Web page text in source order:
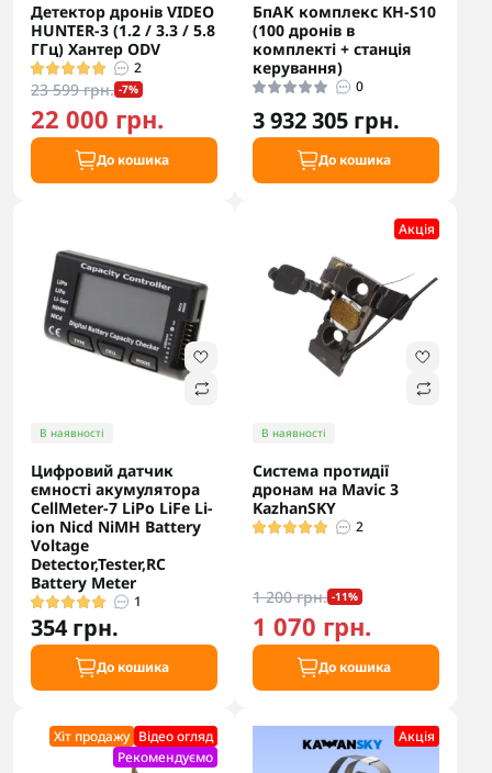
Детектор дронів VIDEO
HUNTER-3 (1.2 / 3.3 / 5.8
ГГц) Хантер ODV
2
23 599 грн. -7%
22 000 грн.
До кошика
БпАК комплекс KH-S10
(100 дронів в
комплекті + станція
керування)
0
3 932 305 грн.
До кошика
В наявності
Цифровий датчик
ємності акумулятора
CellMeter-7 LiPo LiFe Li-
ion Nicd NiMH Battery
Voltage
Detector,Tester,RC
Battery Meter
1
354 грн.
До кошика
Акцiя
В наявності
Система протидії
дронам на Mavic 3
KazhanSKY
2
1 200 грн. -11%
1 070 грн.
До кошика
Хіт продажу Відео огляд
Рекомендуємо
Акцiя